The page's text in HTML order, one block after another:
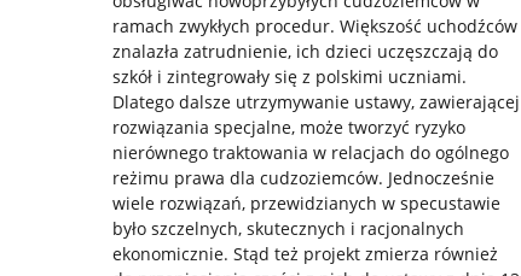
ramach zwykłych procedur. Większość uchodźców
znalazła zatrudnienie, ich dzieci uczęszczają do
szkół i zintegrowały się z polskimi uczniami.
Dlatego dalsze utrzymywanie ustawy, zawierającej
rozwiązania specjalne, może tworzyć ryzyko
nierównego traktowania w relacjach do ogólnego
reżimu prawa dla cudzoziemców. Jednocześnie
wiele rozwiązań, przewidzianych w specustawie
było szczelnych, skutecznych i racjonalnych
ekonomicznie. Stąd też projekt zmierza również